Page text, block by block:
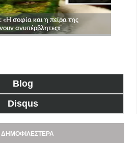
Blog
Disqus
ΔΗΜΟΦΙΛΈΣΤΕΡΑ